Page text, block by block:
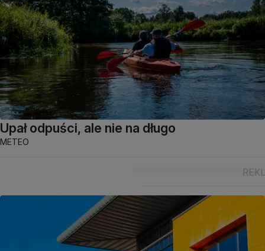
Upał odpuści, ale nie na długo
METEO